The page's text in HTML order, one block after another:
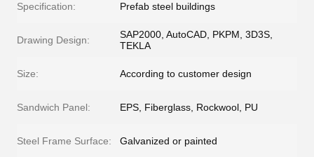
Specification: Prefab steel buildings
Drawing Design:
SAP2000, AutoCAD, PKPM, 3D3S,
TEKLA
Size: According to customer design
Sandwich Panel: EPS, Fiberglass, Rockwool, PU
Steel Frame Surface: Galvanized or painted